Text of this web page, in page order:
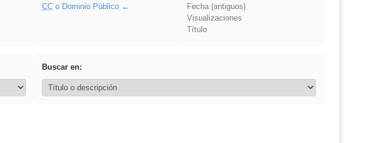
CCo Dominio Público
Fecha (antiguos)
Visualizaciones
Título
Buscar en: